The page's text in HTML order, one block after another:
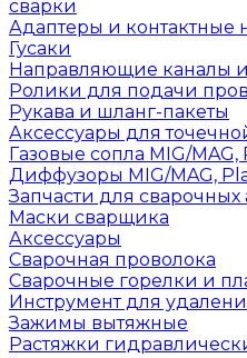
сварки
Адаптеры и контактные
Гусаки
Направляющие каналы и
Ролики для подачи
Рукава и шланг-пакеты
Аксессуары для
Газовые сопла MIG/MAG,
Диффузоры MIG/MAG,
Запчасти для сварочных
Маски сварщика
Аксессуары
Сварочная проволока
Сварочные горелки и
Инструмент для
Зажимы вытяжные
Растяжки